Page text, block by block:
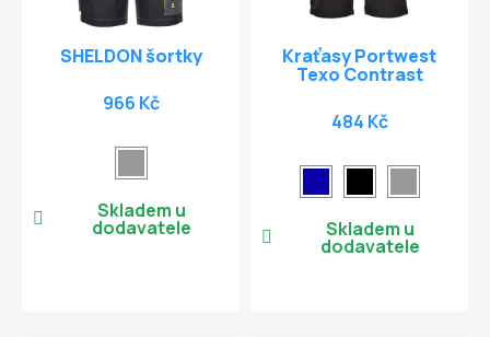
SHELDON šortky
966 Kč
Skladem u
dodavatele
Kraťasy Portwest
Texo Contrast
484 Kč
Skladem u
dodavatele